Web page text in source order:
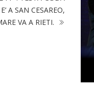
A SAN CESAREO,
VA A RIETI.